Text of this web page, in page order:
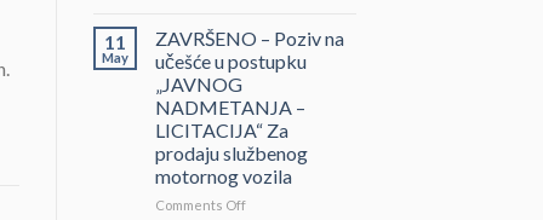
paviljona
Bosne
Hercegovine
ZA
DOSTAVLJANJE
PONUDA
Usluge
obezbjeđenja
sajma
FIRST
11
May
ZAVRŠENO – Poziv na
učešće u postupku
„JAVNOG
NADMETANJA –
LICITACIJA“ Za
prodaju službenog
motornog vozila
Comments Offon